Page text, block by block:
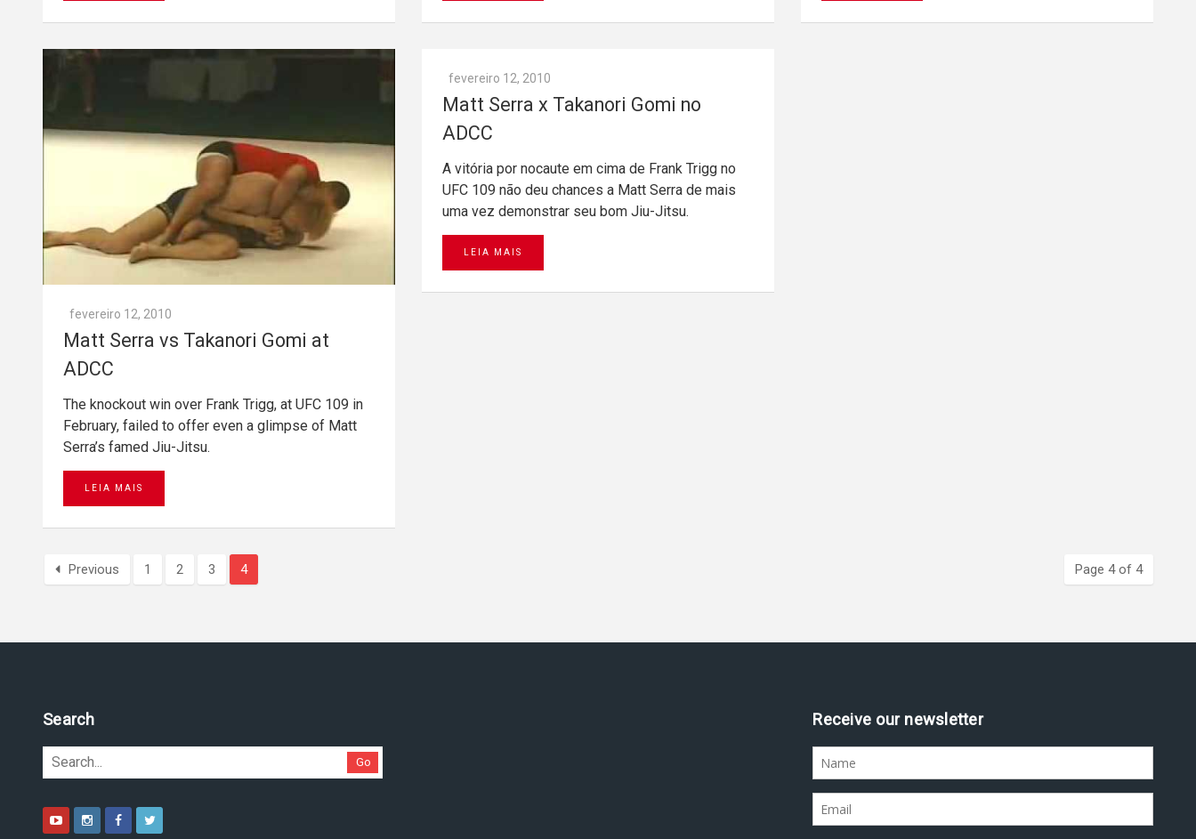
fevereiro 12, 2010
Matt Serra vs Takanori Gomi at
ADCC
The knockout win over Frank Trigg, at UFC 109 in
February, failed to offer even a glimpse of Matt
Serra’s famed Jiu-Jitsu.
LEIA MAIS
fevereiro 12, 2010
Matt Serra x Takanori Gomi no
ADCC
A vitória por nocaute em cima de Frank Trigg no
UFC 109 não deu chances a Matt Serra de mais
uma vez demonstrar seu bom Jiu-Jitsu.
LEIA MAIS
Previous 1 2 3 4 Page 4 of 4
Pesquise no site
Go
Assine nossa newsletter